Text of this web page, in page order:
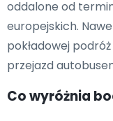
oddalone od
europejskich.
pokładowej
przejazd
Co wyróżnia